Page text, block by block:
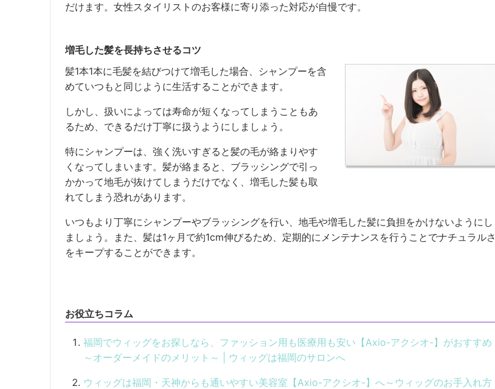
だけます。女性スタイリストのお客様に寄り添った対応が自慢です。
増毛した髪を長持ちさせるコツ
髪1本1本に毛髪を結びつけて増毛した場合、シャンプーを含
めていつもと同じように生活することができます。
しかし、扱いによっては寿命が短くなってしまうこともあ
るため、できるだけ丁寧に扱うようにしましょう。
特にシャンプーは、強く洗いすぎると髪の毛が絡まりやす
くなってしまいます。髪が絡まると、ブラッシングで引っ
かかって地毛が抜けてしまうだけでなく、増毛した髪も取
れてしまう恐れがあります。
いつもより丁寧にシャンプーやブラッシングを行い、地毛や増毛した髪に負担をかけないようにし
ましょう。また、髪は1ヶ月で約1cm伸びるため、定期的にメンテナンスを行うことでナチュラルさ
をキープすることができます。
お役立ちコラム
福岡でウィッグをお探しなら、ファッション用も医療用も安い【Axio-アクシオ-】がおすすめ
～オーダーメイドのメリット～ | ウィッグは福岡のサロンへ
ウィッグは福岡・天神からも通いやすい美容室【Axio-アクシオ-】へ～ウィッグのお手入れ方